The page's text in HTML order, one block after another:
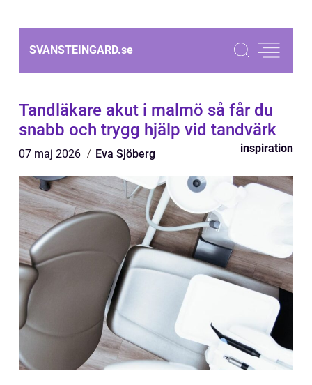
SVANSTEINGARD.se
Tandläkare akut i malmö så får du
snabb och trygg hjälp vid tandvärk
07 maj 2026 Eva Sjöberg inspiration